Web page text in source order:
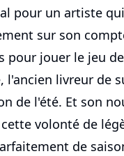
pour un artiste
sur son
pour jouer le jeu
l'ancien livreur de
de l'été. Et son
volonté de
de